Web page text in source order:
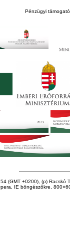
Pénzügyi
(GMT +0200), (p) Racskó
IE böngészőkre,